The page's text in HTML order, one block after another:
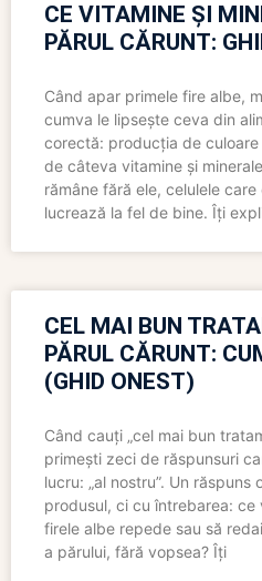
CE VITAMINE ȘI
PĂRUL CĂRUNT:
Când apar primele fire albe,
cumva le lipsește ceva din
corectă: producția de
de câteva vitamine și
rămâne fără ele, celulele
lucrează la fel de bine. Îți
CEL MAI BUN
PĂRUL CĂRUNT:
(GHID ONEST)
Când cauți „cel mai bun
primești zeci de răspunsuri
lucru: „al nostru”. Un răspuns
produsul, ci cu întrebarea:
firele albe repede sau să
a părului, fără vopsea? Îți